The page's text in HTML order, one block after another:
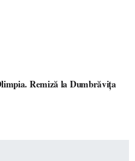
Remiză la Dumbrăvița